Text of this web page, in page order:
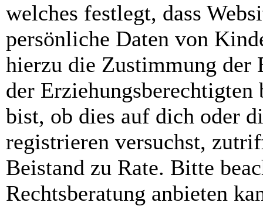
welches festlegt, dass
persönliche Daten von
hierzu die Zustimmung der
der
bist, ob dies auf dich oder
registrieren versuchst,
Beistand zu Rate. Bitte
Rechtsberatung anbieten